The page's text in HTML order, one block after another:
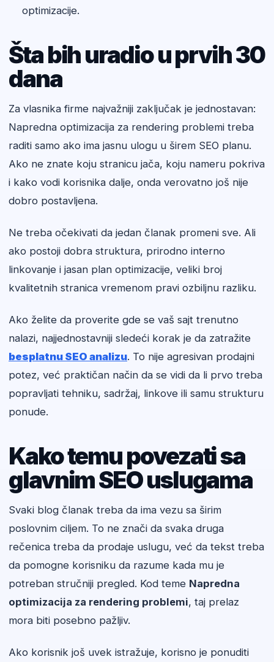
optimizacije.
Šta bih uradio u prvih 30
dana
Za vlasnika firme najvažniji zaključak je jednostavan:
Napredna optimizacija za rendering problemi treba
raditi samo ako ima jasnu ulogu u širem SEO planu.
Ako ne znate koju stranicu jača, koju nameru pokriva
i kako vodi korisnika dalje, onda verovatno još nije
dobro postavljena.
Ne treba očekivati da jedan članak promeni sve. Ali
ako postoji dobra struktura, prirodno interno
linkovanje i jasan plan optimizacije, veliki broj
kvalitetnih stranica vremenom pravi ozbiljnu razliku.
Ako želite da proverite gde se vaš sajt trenutno
nalazi, najjednostavniji sledeći korak je da zatražite
besplatnu SEO analizu. To nije agresivan prodajni
potez, već praktičan način da se vidi da li prvo treba
popravljati tehniku, sadržaj, linkove ili samu strukturu
ponude.
Kako temu povezati sa
glavnim SEO uslugama
Svaki blog članak treba da ima vezu sa širim
poslovnim ciljem. To ne znači da svaka druga
rečenica treba da prodaje uslugu, već da tekst treba
da pomogne korisniku da razume kada mu je
potreban stručniji pregled. Kod teme Napredna
optimizacija za rendering problemi, taj prelaz
mora biti posebno pažljiv.
Ako korisnik još uvek istražuje, korisno je ponuditi